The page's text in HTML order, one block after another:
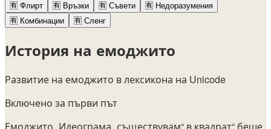
🈶 Флирт 🈶 Връзки 🈶 Съвети 🈶 Недоразумения
🈶 Комбинации 🈶 Сленг
История на емоджито
Развитие на емоджито в лексикона на Unicode
Включено за първи път
Емоджито „Идеограма „съществувам“ в квадрат“ беше